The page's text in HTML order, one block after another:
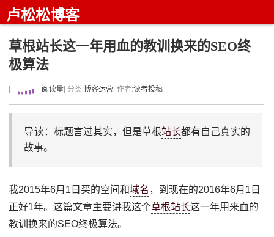
卢松松博客
草根站长这一年用血的教训换来的SEO终
极算法
阅读量 | 分类:博客运营 | 作者:读者投稿
导读：标题言过其实，但是草根站长都有自己真实的
故事。
我2015年6月1日买的空间和域名 ，到现在的2016年6月1日
正好1年。这篇文章主要讲我这个草根站长这一年用来血的
教训换来的SEO终极算法。